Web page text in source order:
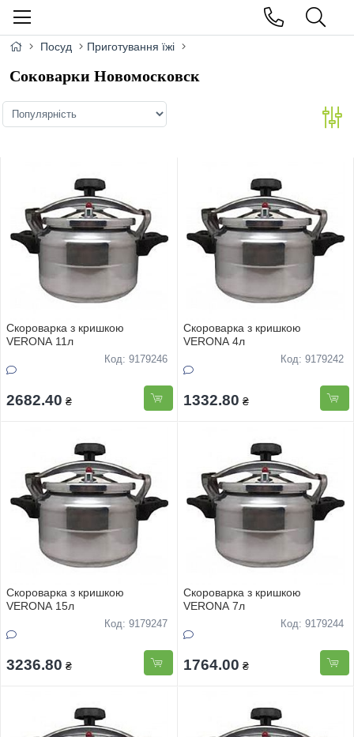
Посуд Приготування їжі
Соковарки Новомосковск
Скороварка з кришкою
VERONA 11л
Код: 9179246
2682.40 ₴
Скороварка з кришкою
VERONA 4л
Код: 9179242
1332.80 ₴
Скороварка з кришкою
VERONA 15л
Код: 9179247
3236.80 ₴
Скороварка з кришкою
VERONA 7л
Код: 9179244
1764.00 ₴